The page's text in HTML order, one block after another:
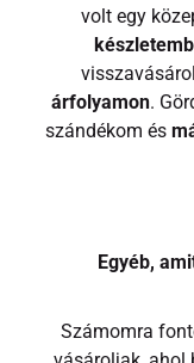
volt egy
árfolyamon.
szándékom és
Egyéb,
Számomra